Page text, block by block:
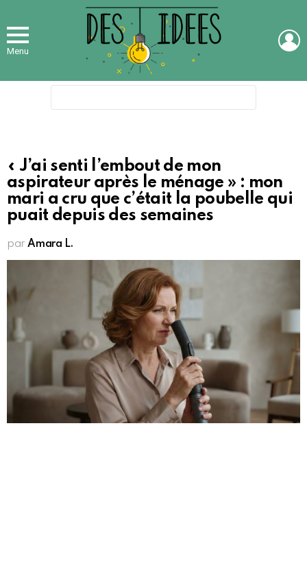
Menu
« J’ai senti l’embout de mon
aspirateur après le ménage » : mon
mari a cru que c’était la poubelle qui
puait depuis des semaines
par Amara L.